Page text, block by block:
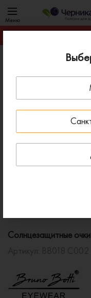
Меню
Гарантируем
Солнцезащитные
Солнцезащитные
- 30 % ДО 15 АВГУСТА